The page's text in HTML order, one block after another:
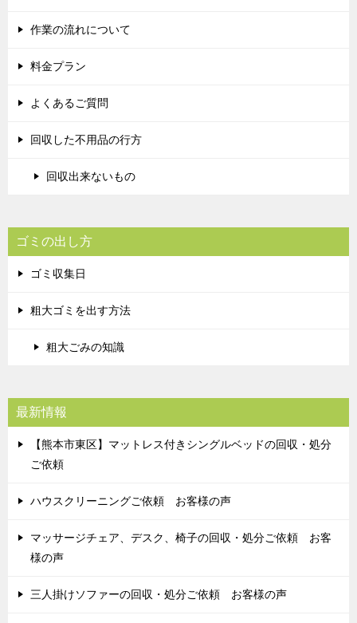
作業の流れについて
料金プラン
よくあるご質問
回収した不用品の行方
回収出来ないもの
ゴミの出し方
ゴミ収集日
粗大ゴミを出す方法
粗大ごみの知識
最新情報
【熊本市東区】マットレス付きシングルベッドの回収・処分
ご依頼
ハウスクリーニングご依頼 お客様の声
マッサージチェア、デスク、椅子の回収・処分ご依頼 お客
様の声
三人掛けソファーの回収・処分ご依頼 お客様の声